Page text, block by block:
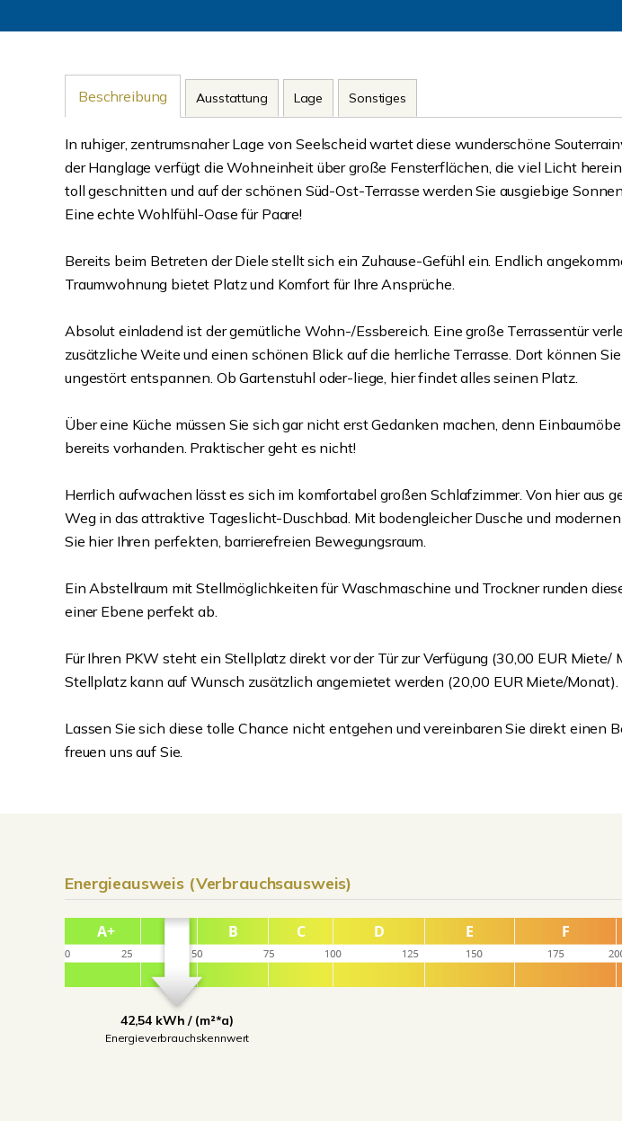
Beschreibung Ausstattung Lage Sonstiges
In ruhiger, zentrumsnaher Lage von Seelscheid wartet diese wunderschöne
der Hanglage verfügt die Wohneinheit über große Fensterflächen, die viel Licht
toll geschnitten und auf der schönen Süd-Ost-Terrasse werden Sie ausgiebige
Eine echte Wohlfühl-Oase für Paare!
Bereits beim Betreten der Diele stellt sich ein Zuhause-Gefühl ein. Endlich
Traumwohnung bietet Platz und Komfort für Ihre Ansprüche.
Absolut einladend ist der gemütliche Wohn-/Essbereich. Eine große Terrassentür
zusätzliche Weite und einen schönen Blick auf die herrliche Terrasse. Dort können
ungestört entspannen. Ob Gartenstuhl oder-liege, hier findet alles seinen Platz.
Über eine Küche müssen Sie sich gar nicht erst Gedanken machen, denn
bereits vorhanden. Praktischer geht es nicht!
Herrlich aufwachen lässt es sich im komfortabel großen Schlafzimmer. Von hier aus
Weg in das attraktive Tageslicht-Duschbad. Mit bodengleicher Dusche und
Sie hier Ihren perfekten, barrierefreien Bewegungsraum.
Ein Abstellraum mit Stellmöglichkeiten für Waschmaschine und Trockner runden
einer Ebene perfekt ab.
Für Ihren PKW steht ein Stellplatz direkt vor der Tür zur Verfügung (30,00 EUR Miete/
Stellplatz kann auf Wunsch zusätzlich angemietet werden (20,00 EUR Miete/Monat).
Lassen Sie sich diese tolle Chance nicht entgehen und vereinbaren Sie direkt einen
freuen uns auf Sie.
Energieausweis (Verbrauchsausweis)
42,54 kWh / (m²*a)
Energieverbrauchskennwert